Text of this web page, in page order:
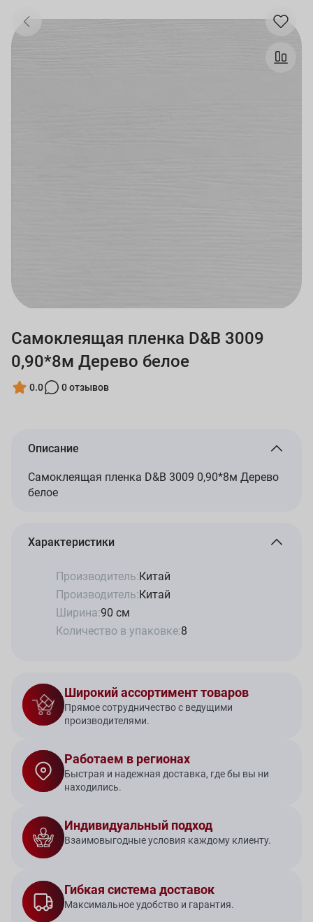
Самоклеящая пленка D&B 3009
0,90*8м Дерево белое
0.0 0 отзывов
Описание
Самоклеящая пленка D&B 3009 0,90*8м Дерево
белое
Характеристики
Производитель: Китай
Производитель: Китай
Ширина:90 см
Количество в упаковке:8
Широкий ассортимент товаров
Прямое сотрудничество с ведущими
производителями.
Работаем в регионах
Быстрая и надежная доставка, где бы вы ни
находились.
Индивидуальный подход
Взаимовыгодные условия каждому клиенту.
Гибкая система доставок
Максимальное удобство и гарантия.